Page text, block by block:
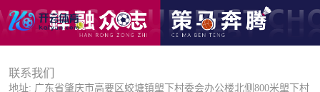
联系我们
地址: 广东省肇庆市高要区蛟塘镇塱下村委会办公楼北侧800米塱下村